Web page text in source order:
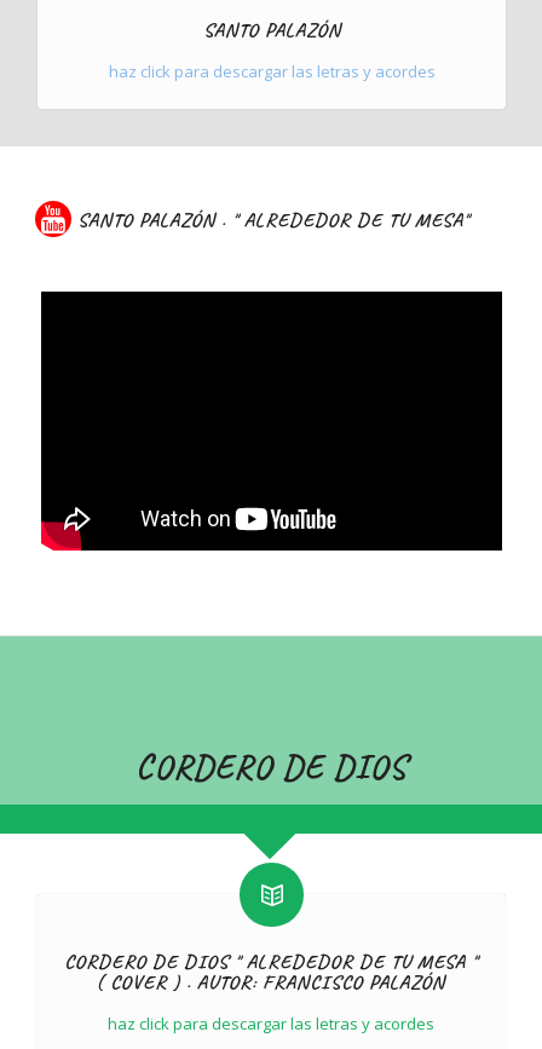
SANTO PALAZÓN
haz click para descargar las letras y acordes
SANTO PALAZÓN . " ALREDEDOR DE TU MESA"
CORDERO DE DIOS
CORDERO DE DIOS " ALREDEDOR DE TU MESA "
( COVER ) . AUTOR: FRANCISCO PALAZÓN
haz click para descargar las letras y acordes